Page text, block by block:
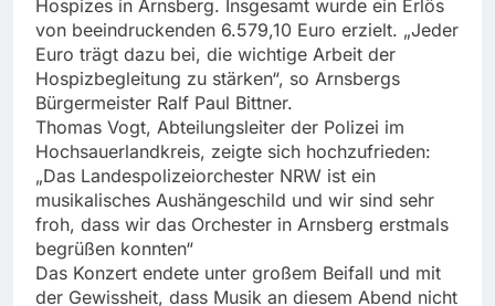
Hospizes in Arnsberg. Insgesamt wurde ein Erlös
von beeindruckenden 6.579,10 Euro erzielt. „Jeder
Euro trägt dazu bei, die wichtige Arbeit der
Hospizbegleitung zu stärken“, so Arnsbergs
Bürgermeister Ralf Paul Bittner.
Thomas Vogt, Abteilungsleiter der Polizei im
Hochsauerlandkreis, zeigte sich hochzufrieden:
„Das Landespolizeiorchester NRW ist ein
musikalisches Aushängeschild und wir sind sehr
froh, dass wir das Orchester in Arnsberg erstmals
begrüßen konnten“
Das Konzert endete unter großem Beifall und mit
der Gewissheit, dass Musik an diesem Abend nicht